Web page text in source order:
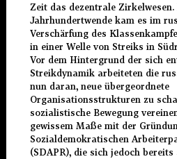
Zeit das dezentrale Zirkelwesen.
Jahrhundertwende kam es im
Verschärfung des
in einer Welle von Streiks in
Vor dem Hintergrund der sich
Streikdynamik arbeiteten die
nun daran, neue übergeordnete
Organisationsstrukturen zu
sozialistische Bewegung
gewissem Maße mit der
Sozialdemokratischen
(SDAPR), die sich jedoch